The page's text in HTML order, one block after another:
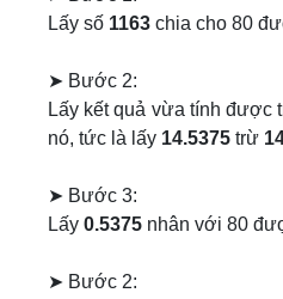
Lấy số 1163 chia cho 80
➤ Bước 2:
Lấy kết quả vừa tính được
nó, tức là lấy 14.5375 trừ
➤ Bước 3:
Lấy 0.5375 nhân với 80
➤ Bước 2: